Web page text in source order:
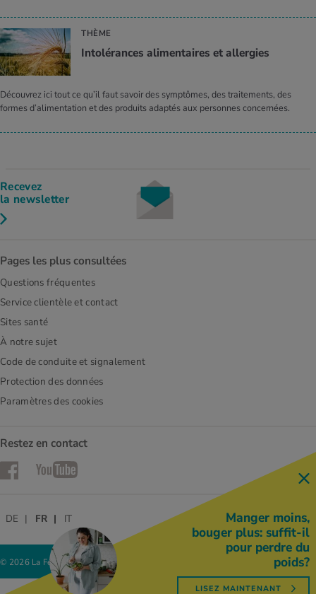
THÈME
Intolérances alimentaires et allergies
Découvrez ici tout ce qu’il faut savoir des symptômes, des traitements, des
formes d’alimentation et des produits adaptés aux personnes concernées.
Recevez
la newsletter
Pages les plus consultées
Questions fréquentes
Service clientèle et contact
Sites santé
À notre sujet
Code de conduite et signalement
Protection des données
Paramètres des cookies
Restez en contact
FacebookYouTube
© 2026 La Fédération des coopératives Migros
DE FR IT
Manger moins,
bouger plus: suffit-il
pour perdre du
poids?
LISEZ MAINTENANT